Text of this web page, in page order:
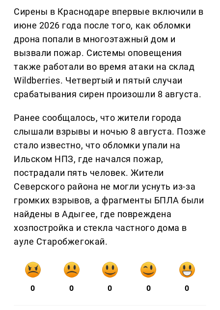
Сирены в Краснодаре впервые включили в
июне 2026 года после того, как обломки
дрона попали в многоэтажный дом и
вызвали пожар. Системы оповещения
также работали во время атаки на склад
Wildberries. Четвертый и пятый случаи
срабатывания сирен произошли 8 августа.
Ранее сообщалось, что жители города
слышали взрывы и ночью 8 августа. Позже
стало известно, что обломки упали на
Ильском НПЗ, где начался пожар,
пострадали пять человек. Жители
Северского района не могли уснуть из-за
громких взрывов, а фрагменты БПЛА были
найдены в Адыгее, где повреждена
хозпостройка и стекла частного дома в
ауле Старобжегокай.
0 0 0 0 0